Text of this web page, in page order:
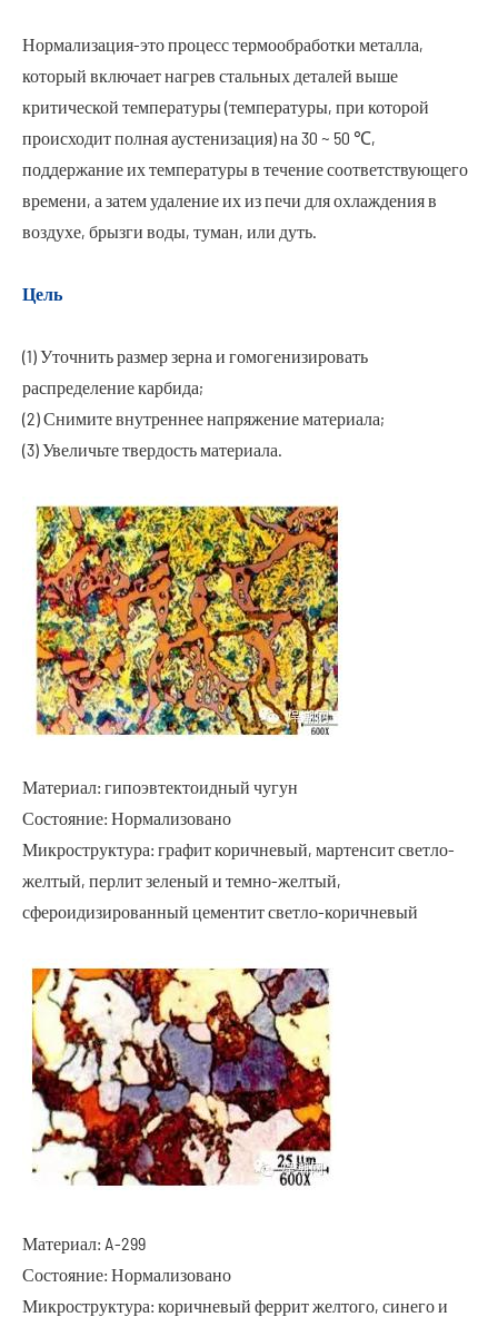
Нормализация-это процесс термообработки металла,
который включает нагрев стальных деталей выше
критической температуры (температуры, при которой
происходит полная аустенизация) на 30 ~ 50 ℃,
поддержание их температуры в течение соответствующего
времени, а затем удаление их из печи для охлаждения в
воздухе, брызги воды, туман, или дуть.
Цель
(1) Уточнить размер зерна и гомогенизировать
распределение карбида;
(2) Снимите внутреннее напряжение материала;
(3) Увеличьте твердость материала.
Материал: гипоэвтектоидный чугун
Состояние: Нормализовано
Микроструктура: графит коричневый, мартенсит светло-
желтый, перлит зеленый и темно-желтый,
сфероидизированный цементит светло-коричневый
Материал: A-299
Состояние: Нормализовано
Микроструктура: коричневый феррит желтого, синего и